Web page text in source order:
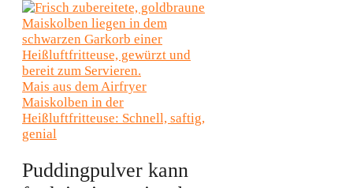
Mais aus dem Airfryer
Maiskolben in der
Heißluftfritteuse: Schnell, saftig,
genial
Puddingpulver kann